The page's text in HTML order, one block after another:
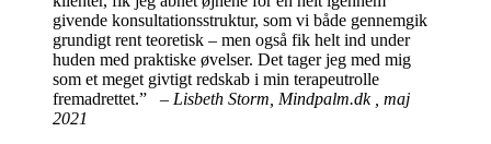
givende konsultationsstruktur, som vi både gennemgik
grundigt rent teoretisk – men også fik helt ind under
huden med praktiske øvelser. Det tager jeg med mig
som et meget givtigt redskab i min terapeutrolle
fremadrettet.” – Lisbeth Storm, Mindpalm.dk , maj
2021